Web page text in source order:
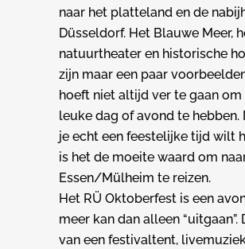
naar het platteland en de
Düsseldorf. Het Blauwe Meer,
natuurtheater en historische
zijn maar een paar
hoeft niet altijd ver te gaan om
leuke dag of avond te hebben.
je echt een feestelijke tijd wilt
is het de moeite waard om
Essen/Mülheim te reizen.
Het RÜ Oktoberfest is een
meer kan dan alleen “uitgaan”.
van een festivaltent,